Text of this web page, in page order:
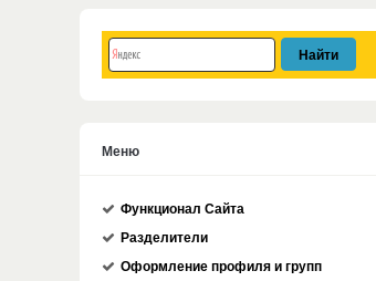
Меню
Функционал Сайта
Разделители
Оформление профиля и групп